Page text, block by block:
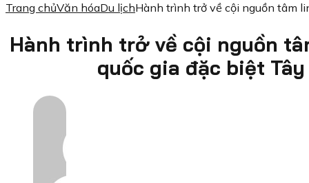
Trang chủVăn hóaDu lịchHành trình trở về cội nguồn tâm
Hành trình trở về cội nguồn
quốc gia đặc biệt